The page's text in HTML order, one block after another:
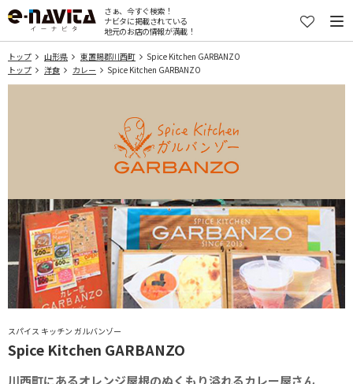
さぁ、今すぐ検索！
ナビタに掲載されている
地元のお店の情報が満載！
トップ 山形県 東置賜郡川西町
Spice Kitchen GARBANZO
トップ
洋食 カレー Spice Kitchen GARBANZO
スパイス キッチン ガルバンゾー
Spice Kitchen GARBANZO